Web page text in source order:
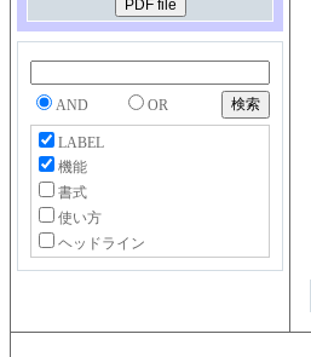
AND OR
LABEL
機能
書式
使い方
ヘッドライン